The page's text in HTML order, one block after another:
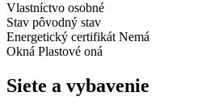
Vlastníctvo osobné
Stav pôvodný stav
Energetický certifikát Nemá
Okná Plastové oná
Siete a vybavenie